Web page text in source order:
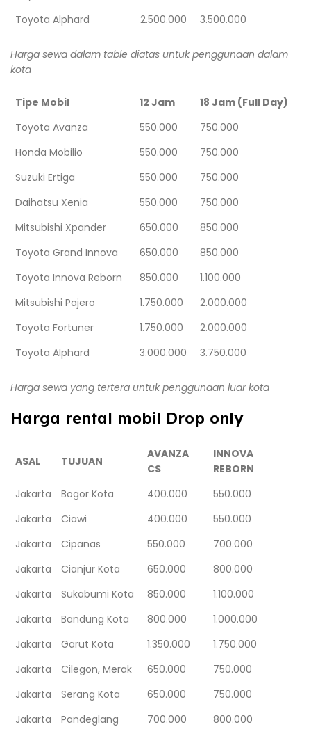
Toyota Alphard
2.500.000 3.500.000
Harga sewa dalam table diatas untuk penggunaan dalam
kota
Tipe Mobil 12 Jam
18 Jam (Full Day)
Toyota Avanza
550.000
750.000
Honda Mobilio
550.000
750.000
Suzuki Ertiga
550.000
750.000
Daihatsu Xenia
550.000
750.000
Mitsubishi Xpander
650.000
850.000
Toyota Grand Innova
650.000
850.000
Toyota Innova Reborn
850.000
1.100.000
Mitsubishi Pajero
1.750.000
2.000.000
Toyota Fortuner
1.750.000
2.000.000
Toyota Alphard
3.000.000 3.750.000
Harga sewa yang tertera untuk penggunaan luar kota
Harga rental mobil Drop only
ASAL TUJUAN
AVANZA
CS
INNOVA
REBORN
Jakarta
Bogor Kota 400.000
550.000
Jakarta
Ciawi 400.000
550.000
Jakarta
Cipanas 550.000
700.000
Jakarta
Cianjur Kota 650.000
800.000
Jakarta
Sukabumi Kota 850.000
1.100.000
Jakarta
Bandung Kota 800.000
1.000.000
Jakarta
Garut Kota 1.350.000
1.750.000
Jakarta
Cilegon, Merak 650.000
750.000
Jakarta
Serang Kota 650.000
750.000
Jakarta
Pandeglang 700.000 800.000